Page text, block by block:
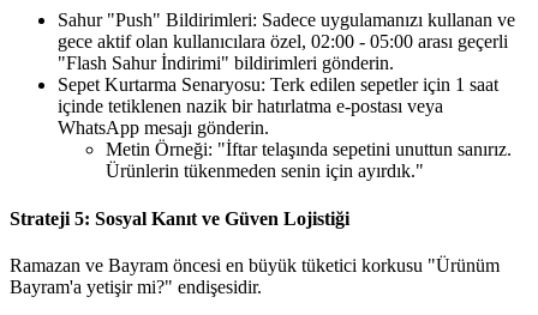
Sahur "Push" Bildirimleri: Sadece uygulamanızı kullanan ve
gece aktif olan kullanıcılara özel, 02:00 - 05:00 arası geçerli
"Flash Sahur İndirimi" bildirimleri gönderin.
Sepet Kurtarma Senaryosu: Terk edilen sepetler için 1 saat
içinde tetiklenen nazik bir hatırlatma e-postası veya
WhatsApp mesajı gönderin.
Metin Örneği: "İftar telaşında sepetini unuttun sanırız.
Ürünlerin tükenmeden senin için ayırdık."
Strateji 5: Sosyal Kanıt ve Güven Lojistiği
Ramazan ve Bayram öncesi en büyük tüketici korkusu "Ürünüm
Bayram'a yetişir mi?" endişesidir.